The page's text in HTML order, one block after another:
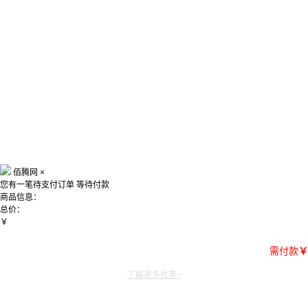
佰腾网 ×
您有一笔待支付订单 等待付款
商品信息：
总价：
￥
需付款￥
了解更多优惠~